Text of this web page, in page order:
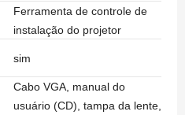
Ferramenta de controle de
instalação do projetor
sim
Cabo VGA, manual do
usuário (CD), tampa da lente,